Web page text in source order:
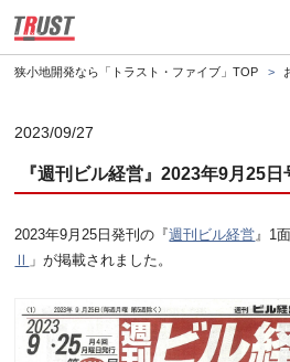
狭小地開発なら「トラスト・ファイブ」TOP
2023/09/27
『週刊ビル経営』2023年9月25
2023年9月25日発刊の『週刊ビル経営 』1
Ⅱ 」が掲載されました。